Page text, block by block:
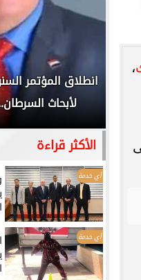
،
انطلاق المؤتمر
لأبحاث السرطان.. 23 و24
الأكثر قراءة
أي خدمة
أي خدمة